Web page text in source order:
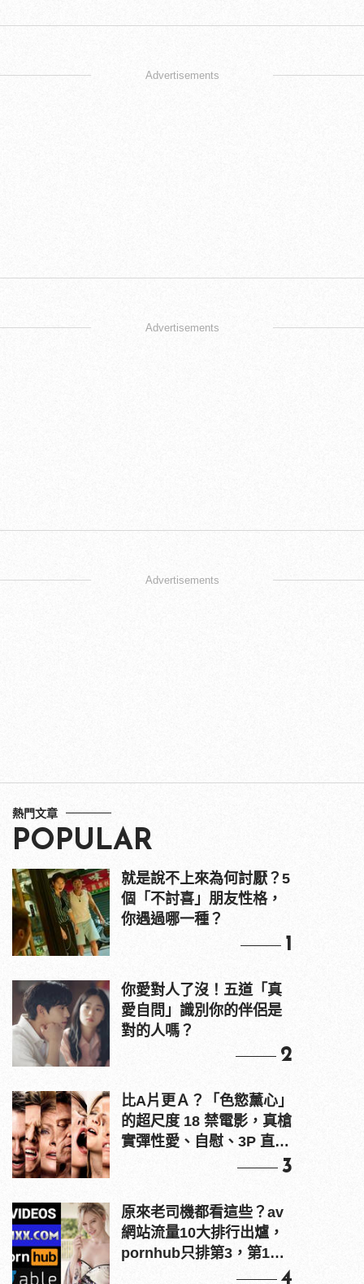
Advertisements
Advertisements
Advertisements
熱門文章
POPULAR
就是說不上來為何討厭？5
個「不討喜」朋友性格，
你遇過哪一種？
1
你愛對人了沒！五道「真
愛自問」識別你的伴侶是
對的人嗎？
2
比A片更Ａ？「色慾薰心」
的超尺度 18 禁電影，真槍
實彈性愛、自慰、3P 直接
3
原來老司機都看這些？av
網站流量10大排行出爐，
pornhub只排第3，第1名
4